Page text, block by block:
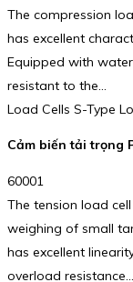
The compression
has excellent
Equipped with
resistant to the…
Load Cells S-Type
Cảm biến tải trọng
60001
The tension load
weighing of small
has excellent
overload resistance…